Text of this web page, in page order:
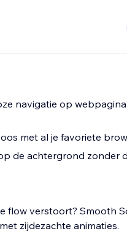
navigatie op
met al je favoriete
de achtergrond zonder
flow verstoort? Smooth
zijdezachte animaties.